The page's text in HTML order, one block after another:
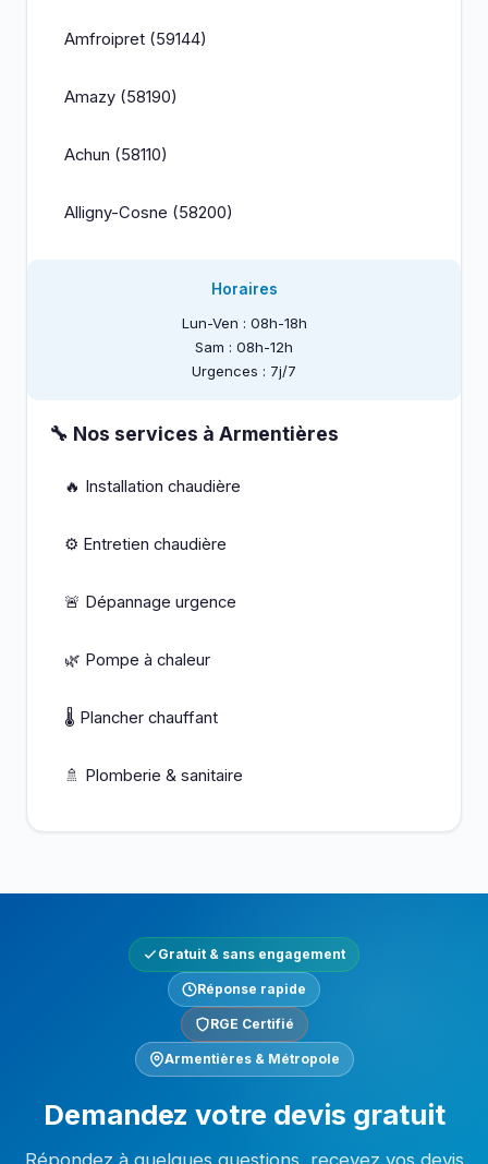
Amfroipret (59144)
Amazy (58190)
Achun (58110)
Alligny-Cosne (58200)
Horaires
Lun-Ven : 08h-18h
Sam : 08h-12h
Urgences : 7j/7
🔧 Nos services à Armentières
🔥 Installation chaudière
⚙️ Entretien chaudière
🚨 Dépannage urgence
🌿 Pompe à chaleur
🌡️ Plancher chauffant
🚿 Plomberie & sanitaire
Gratuit & sans engagement
Réponse rapide
RGE Certifié
Armentières & Métropole
Demandez votre devis gratuit
Répondez à quelques questions, recevez vos devis